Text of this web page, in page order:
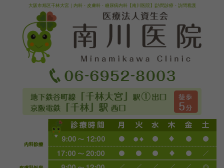
大阪市旭区千林大宮｜内科・皮膚科・糖尿病内科【南川医院】|訪問診療・訪問看護